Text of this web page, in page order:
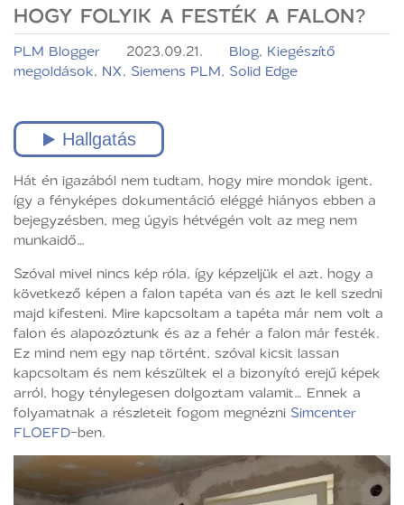
HOGY FOLYIK A FESTÉK A FALON?
PLM Blogger 2023.09.21. Blog, Kiegészítő
megoldások, NX, Siemens PLM, Solid Edge
Hát én igazából nem tudtam, hogy mire mondok igent,
így a fényképes dokumentáció eléggé hiányos ebben a
bejegyzésben, meg úgyis hétvégén volt az meg nem
munkaidő…
Szóval mivel nincs kép róla, így képzeljük el azt, hogy a
következő képen a falon tapéta van és azt le kell szedni
majd kifesteni. Mire kapcsoltam a tapéta már nem volt a
falon és alapozóztunk és az a fehér a falon már festék.
Ez mind nem egy nap történt, szóval kicsit lassan
kapcsoltam és nem készültek el a bizonyító erejű képek
arról, hogy ténylegesen dolgoztam valamit… Ennek a
folyamatnak a részleteit fogom megnézni Simcenter
FLOEFD-ben.